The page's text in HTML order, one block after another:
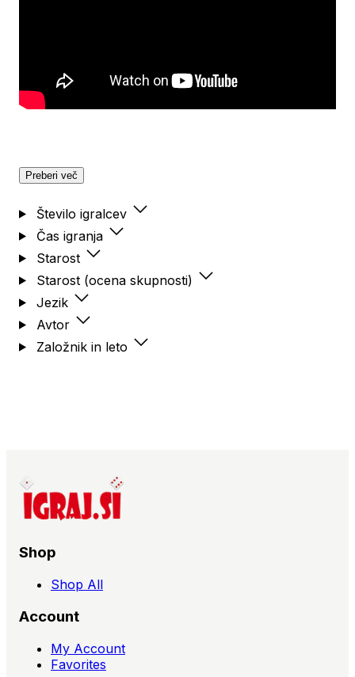
Preberi več
Število igralcev
Čas igranja
Starost
Starost (ocena skupnosti)
Jezik
Avtor
Založnik in leto
Shop
Shop All
Account
My Account
Favorites